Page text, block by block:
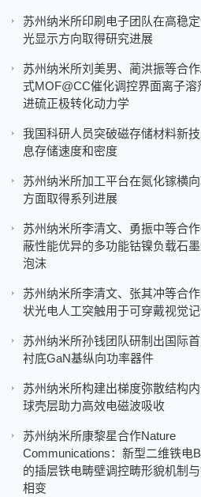
苏州纳米所印刷电子团队在高稳
光显示方向取得研究进展
苏州纳米所刘美男、蔺洪振等合
式MOF@CC催化调控界面离子溶
进硫正极转化动力学
我国科研人员突破磁存储材料新
息存储速度和密度
苏州纳米所加工平台在氮化镓横
方面取得系列进展
苏州纳米所李清文、勇振中等合
蔽性能优异的多功能钴镍负载石
泡沫
苏州纳米所李清文、张其冲等合
状光电人工突触用于可穿戴视觉
苏州纳米所孙钱团队研制出国际
衬底GaN基纵向功率器件
苏州纳米所构建出梯度弥散结构
球壳层助力高效电磁波吸收
苏州纳米所康黎星合作Nature
Communications：新型二维铁电
的插层铁电畴壁调控畴形貌机制
相变